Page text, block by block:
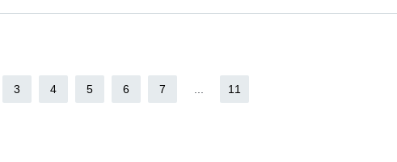
3 4 5 6 7 11